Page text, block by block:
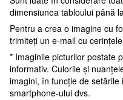
dimensiunea tabloului până
Pentru a crea o imagine cu
trimiteți un e-mail cu
* Imaginile picturilor postate
informativ. Culorile și
imagini, în funcție de
smartphone-ului dvs.